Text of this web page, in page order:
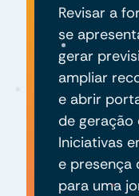
Revisar a
se
gerar
ampliar
e abrir
de geração
Iniciativas
e presença
para uma